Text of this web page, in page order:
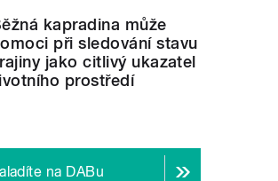
kapradina může
při sledování stavu
jako citlivý ukazatel
prostředí
na DABu